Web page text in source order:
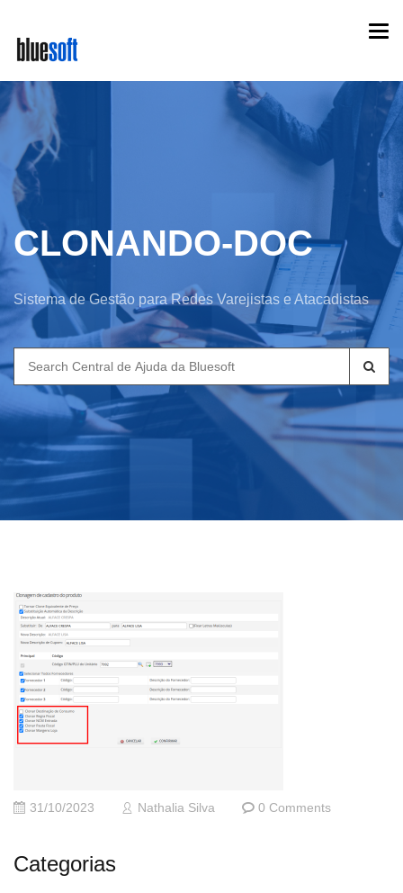
main
content
CLONANDO-DOC
Sistema de Gestão para Redes Varejistas e Atacadistas
Search
for:
31/10/2023 Nathalia Silva 0 Comments
Categorias